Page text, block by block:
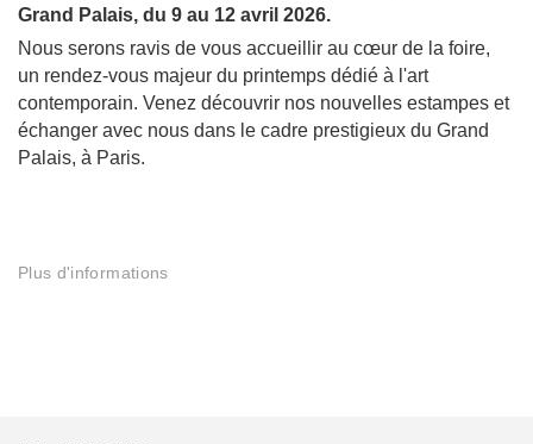
Grand Palais, du 9 au 12 avril 2026.
Nous serons ravis de vous accueillir au cœur de la foire,
un rendez-vous majeur du printemps dédié à l'art
contemporain. Venez découvrir nos nouvelles estampes et
échanger avec nous dans le cadre prestigieux du Grand
Palais, à Paris.
Plus d'informations